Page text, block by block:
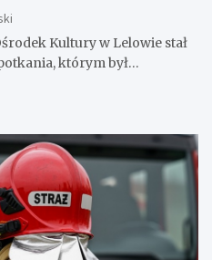
Kultury w Lelowie stał
którym był…